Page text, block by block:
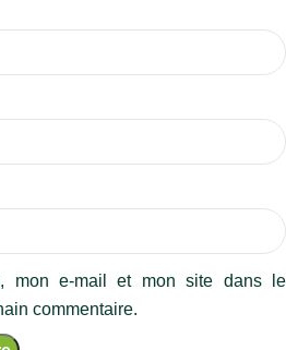
mon e-mail et mon site dans le
commentaire.